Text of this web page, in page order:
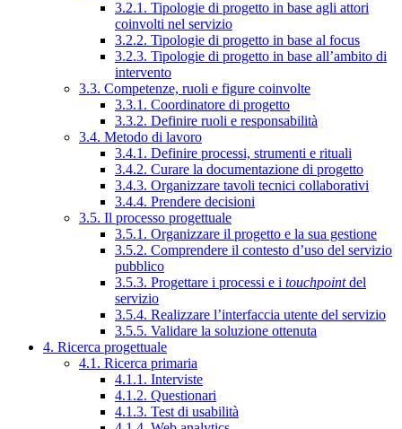
3.2.1. Tipologie di progetto in base agli attori
coinvolti nel servizio
3.2.2. Tipologie di progetto in base al focus
3.2.3. Tipologie di progetto in base all’ambito di
intervento
3.3. Competenze, ruoli e figure coinvolte
3.3.1. Coordinatore di progetto
3.3.2. Definire ruoli e responsabilità
3.4. Metodo di lavoro
3.4.1. Definire processi, strumenti e rituali
3.4.2. Curare la documentazione di progetto
3.4.3. Organizzare tavoli tecnici collaborativi
3.4.4. Prendere decisioni
3.5. Il processo progettuale
3.5.1. Organizzare il progetto e la sua gestione
3.5.2. Comprendere il contesto d’uso del servizio
pubblico
3.5.3. Progettare i processi e i touchpointdel
servizio
3.5.4. Realizzare l’interfaccia utente del servizio
3.5.5. Validare la soluzione ottenuta
4. Ricerca progettuale
4.1. Ricerca primaria
4.1.1. Interviste
4.1.2. Questionari
4.1.3. Test di usabilità